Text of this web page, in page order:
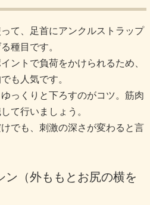
て、足首にアンクルストラップ
種目です。
ントで負荷をかけられるため、
も人気です。
っくりと下ろすのがコツ。筋肉
て行いましょう。
でも、刺激の深さが変わると言
ン（外ももとお尻の横を